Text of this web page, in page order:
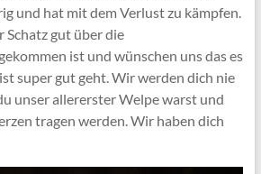
und hat mit dem Verlust zu kämpfen.
Schatz gut über die
ist und wünschen uns das es
super gut geht. Wir werden dich nie
unser allererster Welpe warst und
tragen werden. Wir haben dich